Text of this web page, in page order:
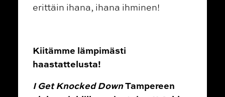
erittäin ihana, ihana ihminen!
Kiitämme lämpimästi
haastattelusta!
I Get Knocked DownTampereen